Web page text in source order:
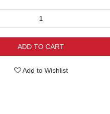
ADD TO CART
Add to Wishlist